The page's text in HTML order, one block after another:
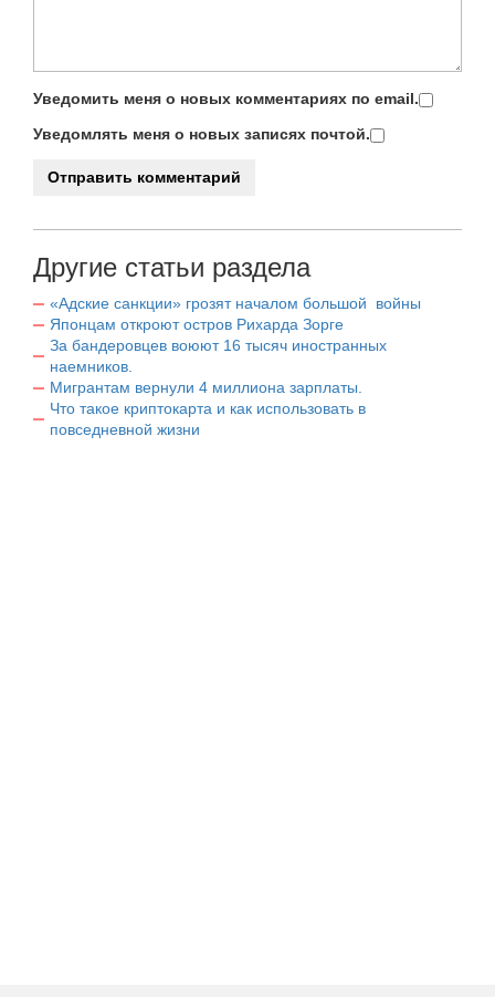
Уведомить меня о новых комментариях по email.
Уведомлять меня о новых записях почтой.
Другие статьи раздела
«Адские санкции» грозят началом большой войны
Японцам откроют остров Рихарда Зорге
За бандеровцев воюют 16 тысяч иностранных
наемников.
Мигрантам вернули 4 миллиона зарплаты.
Что такое криптокарта и как использовать в
повседневной жизни